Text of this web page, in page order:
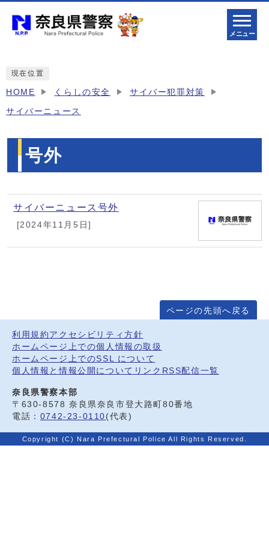
メニュー
現在位置
HOME くらしの安全 サイバー犯罪対策
サイバーニュース
号外
メインメニュー
サイバーニュース号外
[2024年11月5日]
ページの先頭へ戻る
利用規約 アクセシビリティ方針
ホームページ上での個人情報の取扱
ホームページ上でのSSL について
個人情報と情報公開について リンク RSS配信一覧
奈良県警察本部
〒630-8578 奈良県奈良市登大路町80番地
電話： 0742-23-0110 (代表)
Copyright (C) Nara Prefectural Police All Rights Reserved.